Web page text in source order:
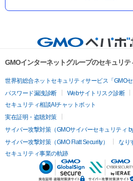
GMOインターネットグループのセキュリテ
世界初総合ネットセキュリティサービス「GMOセ
パスワード漏洩診断
Webサイトリスク診断
セキュリティ相談AIチャットボット
実在証明・盗聴対策
サイバー攻撃対策（GMOサイバーセキュリティ
サイバー攻撃対策（GMO Flatt Security）
なり
セキュリティ事業の軌跡